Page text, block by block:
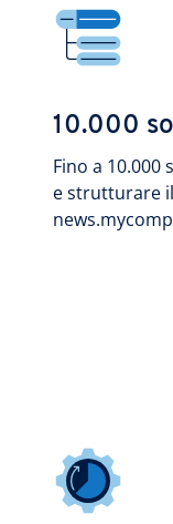
10.000
Fino a
e strutturare